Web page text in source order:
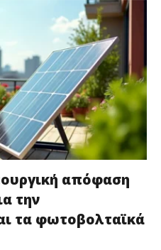
απόφαση
την
τα φωτοβολταϊκά